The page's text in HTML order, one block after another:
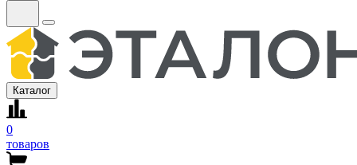
Каталог
0
товаров